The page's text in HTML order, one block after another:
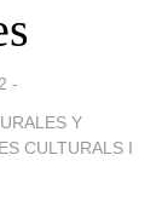
-
Y
CULTURALS I